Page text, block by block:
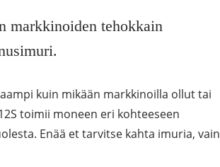
markkinoiden tehokkain
kuin mikään markkinoilla ollut tai
toimii moneen eri kohteeseen
Enää et tarvitse kahta imuria, vain